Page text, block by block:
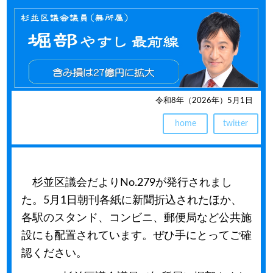
令和8年（2026年）5月1日
home twitter
杉並区議会だよりNo.279が発行されまし
た。5月1日朝刊各紙に新聞折込されたほか、
各駅のスタンド、コンビニ、郵便局など公共施
設にも配置されています。ぜひ手にとってご確
認ください。